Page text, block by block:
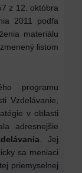
z 12. októbra
2011 podľa
materiálu
listom
programu
Vzdelávanie,
v oblasti
adresnejšie
. Jej
sa meniaci
priemyselnej